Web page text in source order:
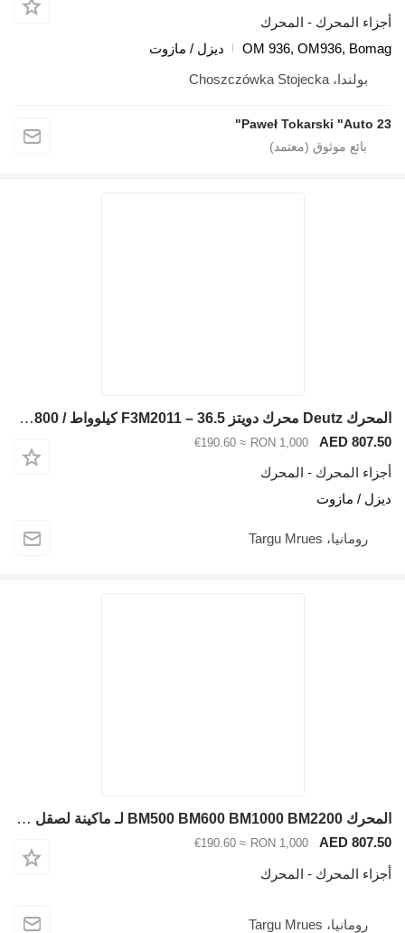
أجزاء المحرك - المحرك
OM 936, OM936, Bomag
ديزل / مازوت
بولندا، Choszczówka Stojecka
Paweł Tokarski "Auto 23"
المحرك Deutz محرك دويتز F3M2011 – 36.5 كيلوواط / 2800 دورة في الدقيقة – متوافق مع Bomag BW90 لـ مدحلة الأسفلت BOMAG BW90
AED 807.50
RON 1,000
≈ €190.60
أجزاء المحرك - المحرك
ديزل / مازوت
رومانيا، Targu Mrues
المحرك BM500 BM600 BM1000 BM2200 لـ ماكينة لصقل الأسفلت BOMAG BM500 BM600 BM1000 BM2200 من قطع الغيار
AED 807.50
RON 1,000
≈ €190.60
أجزاء المحرك - المحرك
رومانيا، Targu Mrues